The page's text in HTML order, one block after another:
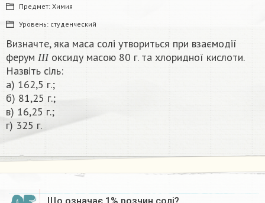
Предмет: Химия
Уровень: студенческий
Визначте, яка маса солі утвориться при взаємодії
ферум
І І І
ІІІоксиду масою 80 г. та хлоридної кислоти.
Назвіть сіль:
а) 162,5 г.;
б) 81,25 г.;
в) 16,25 г.;
г) 325 г.